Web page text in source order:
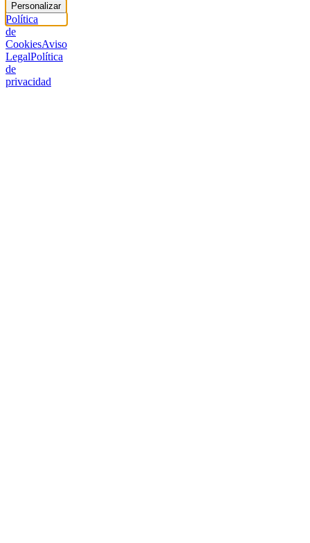
Personalizar
Política
de
CookiesAviso
LegalPolítica
de
privacidad